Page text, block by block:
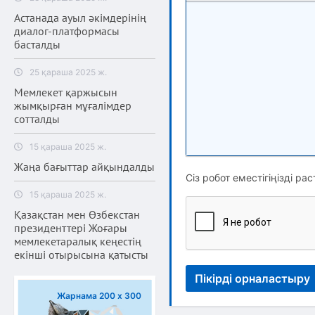
Астанада ауыл әкімдерінің
диалог-платформасы
басталды
25 қараша 2025 ж.
Мемлекет қаржысын
жымқырған мұғалімдер
сотталды
15 қараша 2025 ж.
Жаңа бағыттар айқындалды
15 қараша 2025 ж.
Қазақстан мен Өзбекстан
президенттері Жоғары
мемлекетаралық кеңестің
екінші отырысына қатысты
Жарнама 200 х 300
Полужирный
Курсив
Сіз робот еместігіңізді
Пікірді орналастыру